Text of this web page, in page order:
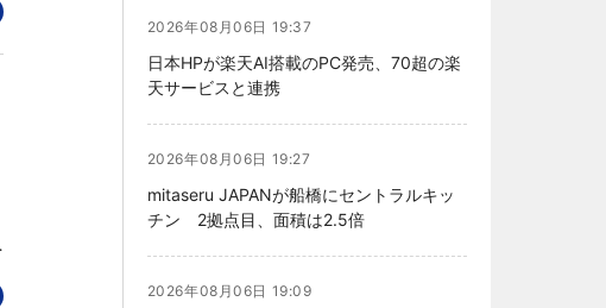
2026年08月06日 19:37
日本HPが楽天AI搭載のPC発売、70超の楽
天サービスと連携
2026年08月06日 19:27
mitaseru JAPANが船橋にセントラルキッ
チン 2拠点目、面積は2.5倍
2026年08月06日 19:09